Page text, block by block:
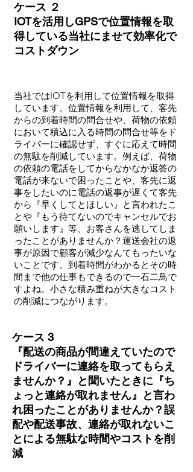
ケース ２
​IOTを活用しGPSで位置情報を取
得している当社にませて効率化で
コストダウン
​当社ではIOTを利用して位置情報を取得
しています。位置情報を利用して、客先
からの到着時間の問合せや、荷物の依頼
において積込に入る時間の問合せ等をド
ライバーに確認せず、すぐに応えて時間
の無駄を削減しています。例えば、荷物
の依頼の電話をしてからなかなか返答の
電話が来ないで困ったことや、客先に返
事をしたいのに電話の返事が遅くて客先
から『早くしてとほしい』と言われたこ
とや『もう待てないのでキャンセルでお
願いします』等、お客さんを逃してしま
ったことがありませんか？運送会社の返
事が原因で顧客が減少なんてもったいな
いことです。到着時間がわかるとその時
間まで他の仕事もできるので一石二鳥で
すよね。小さな積み重ねが大きなコスト
の削減につながります。
ケース 3
『配送の商品が間違えていたので
ドライバーに連絡を取ってもらえ
ませんか？』と聞いたときに『ち
ょっと連絡が取れません』と言わ
れ困ったことがありませんか？誤
配や配送事故、連絡が取れないこ
とによる無駄な時間やコストを削
減